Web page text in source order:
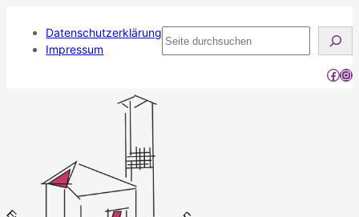
Datenschutzerklärung
Impressum
Seite
durchsuchen